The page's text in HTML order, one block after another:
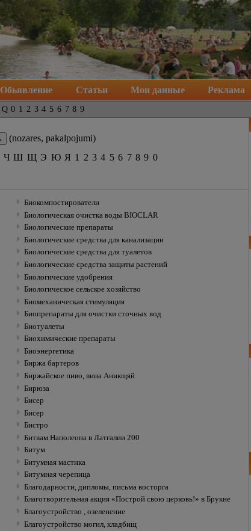
Обьявление Статьи Мои данные Реклама
Q 0 1 2 3 4 5 6 7 8 9
(nozares, pakalpojumi)
Ч Ш Щ Э Ю Я 1 2 3 4 5 6 7 8 9 0
Биокомпостирователи
Биологическaя очисткa воды BIOCLAR
Биологические препараты
Биологические средства для канализации
Биологические средства для туалетов
Биологические средства защиты растений
Биологические удобрения
Биологическое сельское хозяйство
Биомеханическая стимуляция
Биопрепараты для очистки сточных вод
Биотуалеты
Биохимические препараты
Биоэнергетика
Биржа бартеров
Биржайское пиво, вина Аникщяй
Бирюза
Бисер
Бисер
Бистро
Битвам Наполеона в Латгалии 200
Битум
Битумная мастика
Битумная черепица
Благодарности, дипломы, письма восторга
Благотворительная акция «Построй свою церковь!» в Брукне
Благоустройство , озеленение
Благоустройство могил, кладбищ